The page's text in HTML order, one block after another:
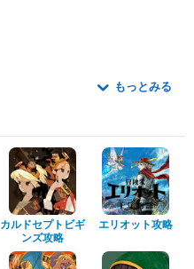
もっとみる
カルドセプトビギ
ンズ攻略
エリオット攻略